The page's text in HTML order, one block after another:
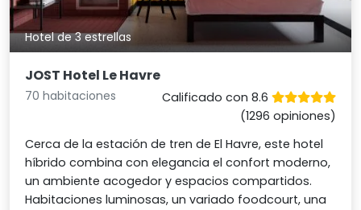
Hotel de 3 estrellas
JOST Hotel Le Havre
70 habitaciones
Calificado con 8.6
(1296 opiniones)
Cerca de la estación de tren de El Havre, este hotel
híbrido combina con elegancia el confort moderno,
un ambiente acogedor y espacios compartidos.
Habitaciones luminosas, un variado foodcourt, una